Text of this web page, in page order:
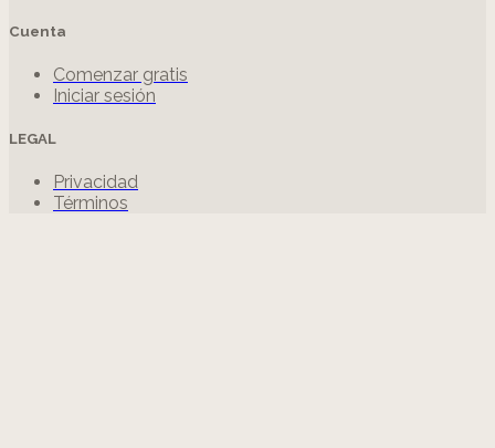
Cuenta
Comenzar gratis
Iniciar sesión
LEGAL
Privacidad
Términos